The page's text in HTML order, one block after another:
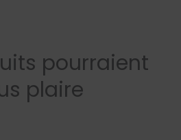
pourraient
plaire